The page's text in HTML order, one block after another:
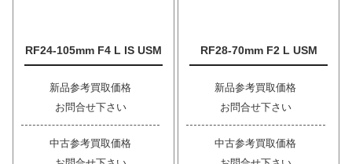
RF24-105mm F4 L IS USM
新品参考買取価格
お問合せ下さい
中古参考買取価格
RF28-70mm F2 L USM
新品参考買取価格
お問合せ下さい
中古参考買取価格